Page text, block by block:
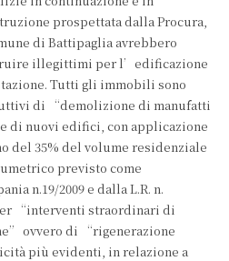
prospettata dalla Procura,
di Battipaglia avrebbero
illegittimi per l’edificazione
Tutti gli immobili sono
di “demolizione di manufatti
di nuovi edifici, con applicazione
del 35% del volume residenziale
previsto come
n.19/2009 e dalla L.R. n.
“interventi straordinari di
ovvero di “rigenerazione
più evidenti, in relazione a